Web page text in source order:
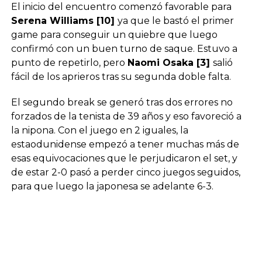
El inicio del encuentro comenzó favorable para
Serena Williams [10] ya que le bastó el primer
game para conseguir un quiebre que luego
confirmó con un buen turno de saque. Estuvo a
punto de repetirlo, pero Naomi Osaka [3] salió
fácil de los aprieros tras su segunda doble falta.
El segundo break se generó tras dos errores no
forzados de la tenista de 39 años y eso favoreció a
la nipona. Con el juego en 2 iguales, la
estaodunidense empezó a tener muchas más de
esas equivocaciones que le perjudicaron el set, y
de estar 2-0 pasó a perder cinco juegos seguidos,
para que luego la japonesa se adelante 6-3.